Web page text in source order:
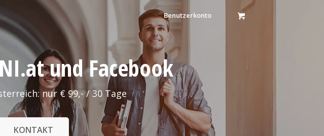
Benutzerkonto
und Facebook
nur € 99,- / 30 Tage
KONTAKT